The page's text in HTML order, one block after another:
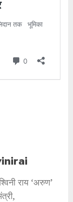
राय ‘अरुण’